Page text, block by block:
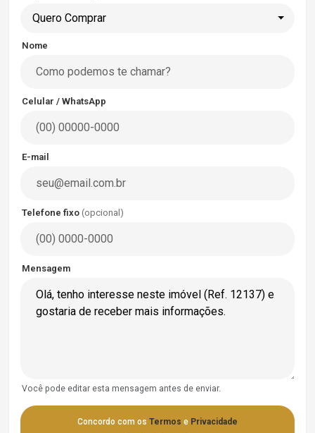
Quero Comprar
Nome
Celular / WhatsApp
E-mail
Telefone fixo (opcional)
Mensagem
Você pode editar esta mensagem antes de enviar.
Concordo com os Termos e Privacidade